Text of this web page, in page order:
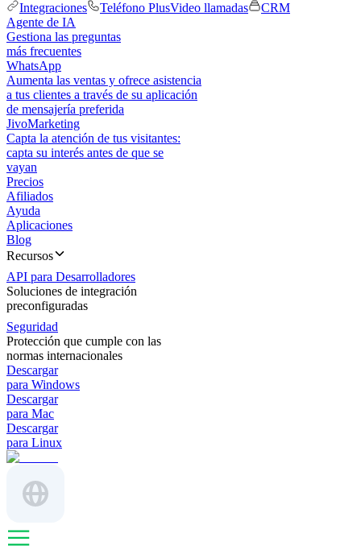
Integraciones
Teléfono PlusVideo llamadas
CRM
Agente de IA
Gestiona las preguntas
más frecuentes
WhatsApp
Aumenta las ventas y ofrece asistencia
a tus clientes a través de su aplicación
de mensajería preferida
JivoMarketing
Capta la atención de tus visitantes:
capta su interés antes de que se
vayan
Precios
Afiliados
Ayuda
Aplicaciones
Blog
Recursos
API para Desarrolladores
Soluciones de integración
preconfiguradas
Seguridad
Protección que cumple con las
normas internacionales
Descargar
para Windows
Descargar
para Mac
Descargar
para Linux